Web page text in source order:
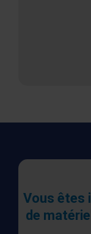
Vous êtes
de